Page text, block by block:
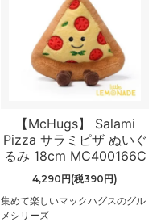
【McHugs】 Salami
Pizza サラミピザ ぬいぐ
るみ 18cm MC400166C
4,290円(税390円)
集めて楽しいマックハグスのグル
メシリーズ